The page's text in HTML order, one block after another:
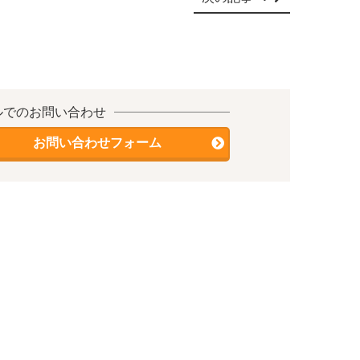
でのお問い合わせ
お問い合わせフォーム